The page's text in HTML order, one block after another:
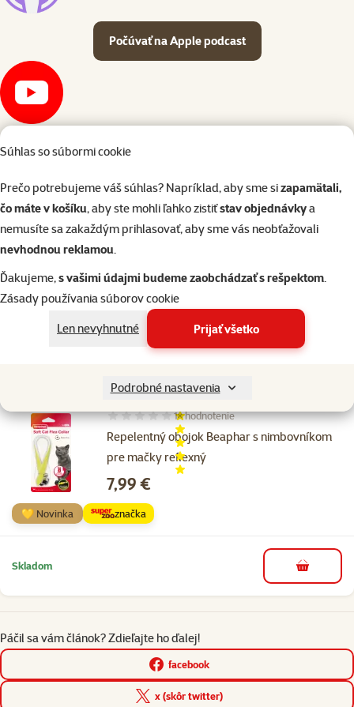
Súhlas so súbormi cookie
Prečo potrebujeme váš súhlas? Napríklad, aby sme sizapamätali,
čo máte v košíku, aby ste mohli ľahko zistiťstav objednávkya
nemusíte sa zakaždým prihlasovať, aby sme vás neobťažovali
nevhodnou reklamou.
Ďakujeme,s vašimi údajmi budeme zaobchádzať s rešpektom.
Zásady používania súborov cookie
Len nevyhnutné
Prijať všetko
Podrobné nastavenia
Počúvať na Apple podcast
Sledovať na YouTube
O epizóde
Tickless Human Odpudzovač parazitov
ultrazvuk. pre ľudi
Cena
32,99 €
Repelentný obojok Beaphar s nimbovníkom
pre mačky reflexný
Hodnotenie 20%, počet hodnotení: 1
1×hodnotenie
Cena
7,99 €
💛 Novinka značka
Skladom do košíka
Páčil sa vám článok? Zdieľajte ho ďalej!
facebook
x (skôr twitter)